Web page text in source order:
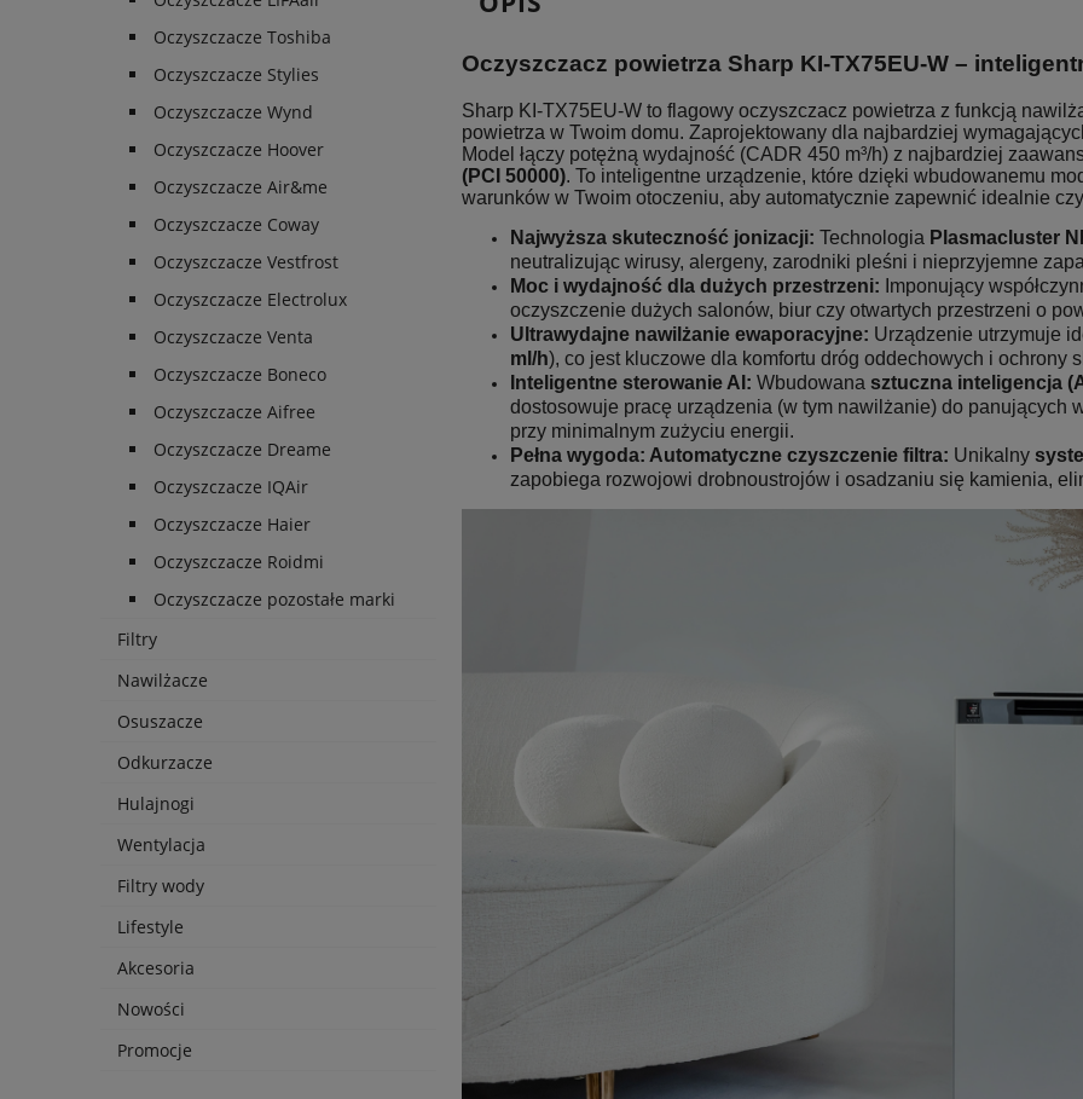
Oczyszczacze Toshiba
Oczyszczacze Stylies
Oczyszczacze Wynd
Oczyszczacze Hoover
Oczyszczacze Air&me
Oczyszczacze Coway
Oczyszczacze Vestfrost
Oczyszczacze Electrolux
Oczyszczacze Venta
Oczyszczacze Boneco
Oczyszczacze Aifree
Oczyszczacze Dreame
Oczyszczacze IQAir
Oczyszczacze Haier
Oczyszczacze Roidmi
Oczyszczacze pozostałe marki
Filtry
Nawilżacze
Osuszacze
Odkurzacze
Hulajnogi
Wentylacja
Filtry wody
Lifestyle
Akcesoria
Nowości
Promocje
Oczyszczacz powietrza Sharp KI-TX75EU-W –
Sharp KI-TX75EU-W to flagowy oczyszczacz powietrza z funkcją
powietrza w Twoim domu. Zaprojektowany dla najbardziej
Model łączy potężną wydajność (CADR 450 m³/h) z najbardziej
(PCI 50000). To inteligentne urządzenie, które dzięki wbudowanemu
warunków w Twoim otoczeniu, aby automatycznie zapewnić idealnie
Najwyższa skuteczność jonizacji: Technologia Plasmacluster
neutralizując wirusy, alergeny, zarodniki pleśni i nieprzyjemne
Moc i wydajność dla dużych przestrzeni: Imponujący
oczyszczenie dużych salonów, biur czy otwartych przestrzeni o
Ultrawydajne nawilżanie ewaporacyjne: Urządzenie utrzymuje
ml/h), co jest kluczowe dla komfortu dróg oddechowych i ochrony
Inteligentne sterowanie AI: Wbudowana sztuczna inteligencja
dostosowuje pracę urządzenia (w tym nawilżanie) do panujących
przy minimalnym zużyciu energii.
Pełna wygoda: Automatyczne czyszczenie filtra: Unikalny
zapobiega rozwojowi drobnoustrojów i osadzaniu się kamienia,